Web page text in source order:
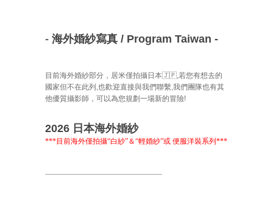
- 海外婚紗寫真 / Program Taiwan -
目前海外婚紗部分，居米僅拍攝日本🇯🇵,若您有想去的
國家但不在此列,也歡迎直接與我們聯繫,我們團隊也有其
他優質攝影師，可以為您規劃一場新的冒險!
2026 日本海外婚紗
***目前海外僅拍攝“白紗”＆“輕婚紗”或 便服洋裝系列***